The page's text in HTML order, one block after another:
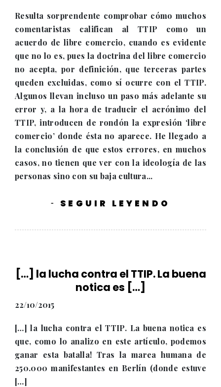
Resulta sorprendente comprobar cómo muchos
comentaristas califican al TTIP como un
acuerdo de libre comercio, cuando es evidente
que no lo es, pues la doctrina del libre comercio
no acepta, por definición, que terceras partes
queden excluidas, como sí ocurre con el TTIP.
Algunos llevan incluso un paso más adelante su
error y, a la hora de traducir el acrónimo del
TTIP, introducen de rondón la expresión ‘libre
comercio’ donde ésta no aparece. He llegado a
la conclusión de que estos errores, en muchos
casos, no tienen que ver con la ideología de las
personas sino con su baja cultura...
- SEGUIR LEYENDO
[…] la lucha contra el TTIP. La buena
notica es […]
22/10/2015
[…] la lucha contra el TTIP. La buena notica es
que, como lo analizo en este artículo, podemos
ganar esta batalla! Tras la marea humana de
250.000 manifestantes en Berlín (donde estuve
[…]